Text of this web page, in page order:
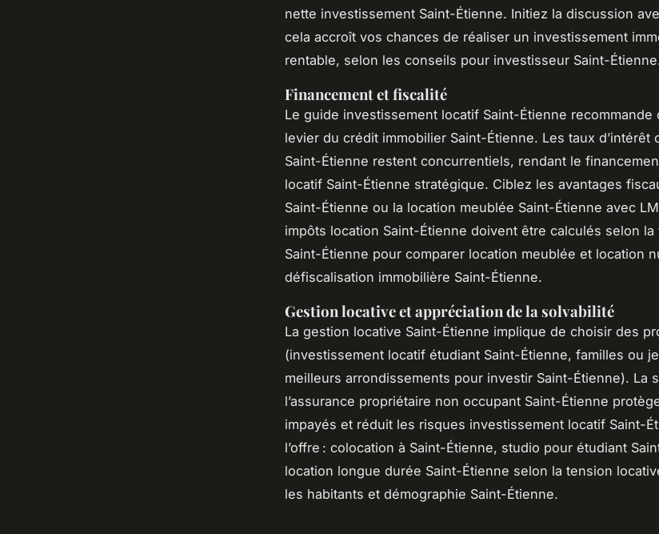
nette investissement Saint-Étienne. Initiez la discussion
cela accroît vos chances de réaliser un investissement
rentable, selon les conseils pour investisseur Saint-
Financement et fiscalité
Le guide investissement locatif Saint-Étienne recommande
levier du crédit immobilier Saint-Étienne. Les taux d’intérêt
Saint-Étienne restent concurrentiels, rendant le
locatif Saint-Étienne stratégique. Ciblez les avantages
Saint-Étienne ou la location meublée Saint-Étienne avec
impôts location Saint-Étienne doivent être calculés selon
Saint-Étienne pour comparer location meublée et location
défiscalisation immobilière Saint-Étienne.
Gestion locative et appréciation de la solvabilité
La gestion locative Saint-Étienne implique de choisir des
(investissement locatif étudiant Saint-Étienne, familles ou
meilleurs arrondissements pour investir Saint-Étienne). La
l’assurance propriétaire non occupant Saint-Étienne
impayés et réduit les risques investissement locatif Saint-
l’offre : colocation à Saint-Étienne, studio pour étudiant
location longue durée Saint-Étienne selon la tension
les habitants et démographie Saint-Étienne.